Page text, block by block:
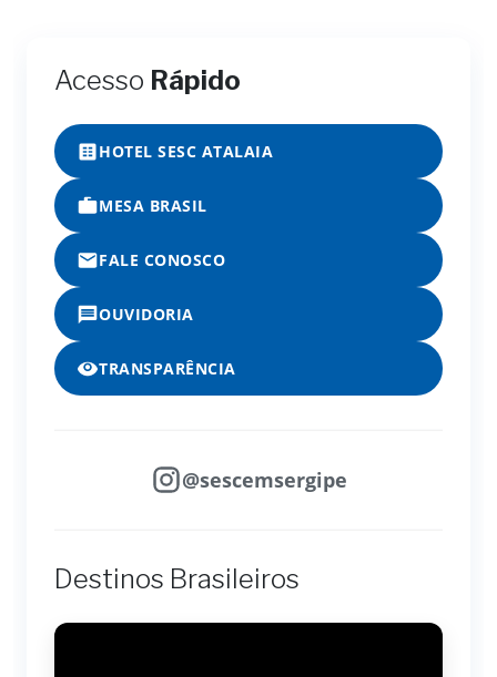
Acesso Rápido
HOTEL SESC ATALAIA
MESA BRASIL
FALE CONOSCO
OUVIDORIA
TRANSPARÊNCIA
@sescemsergipe
Destinos Brasileiros